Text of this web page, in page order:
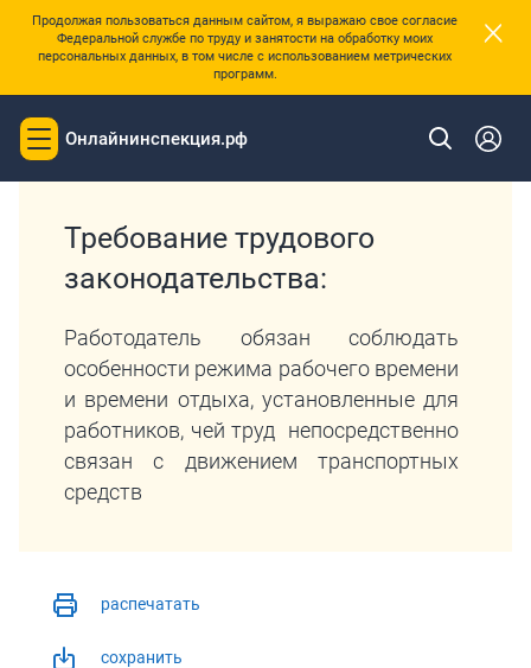
Продолжая пользоваться данным сайтом, я выражаю свое согласие
Федеральной службе по труду и занятости на обработку моих
персональных данных, в том числе с использованием метрических
программ.
×
Toggle
navigation
Онлайнинспекция.рф
Главная
Требование трудового
законодательства:
Работодатель обязан соблюдать
особенности режима рабочего времени
и времени отдыха, установленные для
работников, чей труд непосредственно
связан с движением транспортных
средств
распечатать
сохранить